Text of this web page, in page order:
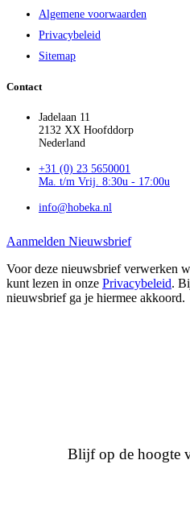
Algemene voorwaarden
Privacybeleid
Sitemap
Contact
Jadelaan 11
2132 XX Hoofddorp
Nederland
+31 (0) 23 5650001
Ma. t/m Vrij. 8:30u - 17:00u
info@hobeka.nl
Aanmelden Nieuwsbrief
Voor deze nieuwsbrief verwerken
kunt lezen in onze Privacybeleid.
nieuwsbrief ga je hiermee akkoord.
Blijf op de hoogte